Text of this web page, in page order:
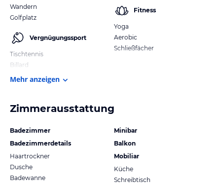
Wandern
Golfplatz
Vergnügungssport
Tischtennis
Billard
Fitness
Yoga
Aerobic
Schließfächer
Mehr anzeigen
Zimmerausstattung
Badezimmer
Badezimmerdetails
Haartrockner
Dusche
Badewanne
Minibar
Balkon
Mobiliar
Küche
Schreibtisch